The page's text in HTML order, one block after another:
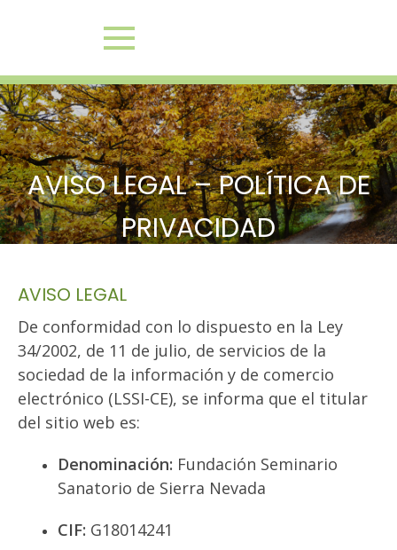
Actividades 2026
AVISO LEGAL – POLÍTICA DE
PRIVACIDAD
AVISO LEGAL
De conformidad con lo dispuesto en la Ley
34/2002, de 11 de julio, de servicios de la
sociedad de la información y de comercio
electrónico (LSSI-CE), se informa que el titular
del sitio web es:
Denominación: Fundación Seminario
Sanatorio de Sierra Nevada
CIF: G18014241